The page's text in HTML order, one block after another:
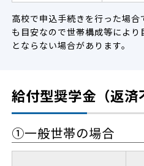
高校で申込手続きを行った場合
も目安なので世帯構成等により
とならない場合があります。
給付型奨学金（返済
①一般世帯の場合